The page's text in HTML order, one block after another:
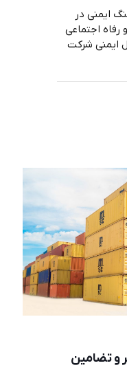
ایمنی در
رفاه اجتماعی
ایمنی شرکت
و تضامين